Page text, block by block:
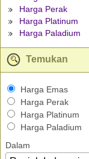
Harga Perak
Harga Platinum
Harga Paladium
Temukan
Harga Emas
Harga Perak
Harga Platinum
Harga Paladium
Dalam